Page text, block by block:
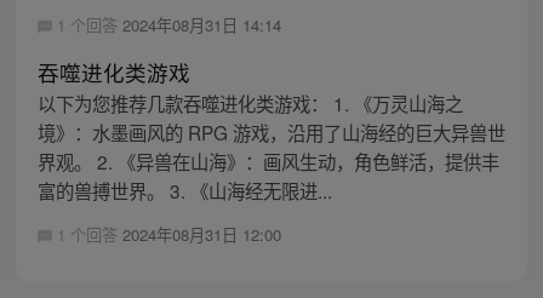
1 个回答 2024年08月31日 14:14
吞噬进化类游戏
以下为您推荐几款吞噬进化类游戏： 1. 《万灵山海之
境》：水墨画风的 RPG 游戏，沿用了山海经的巨大异兽世
界观。 2. 《异兽在山海》：画风生动，角色鲜活，提供丰
富的兽搏世界。 3. 《山海经无限进...
1 个回答 2024年08月31日 12:00